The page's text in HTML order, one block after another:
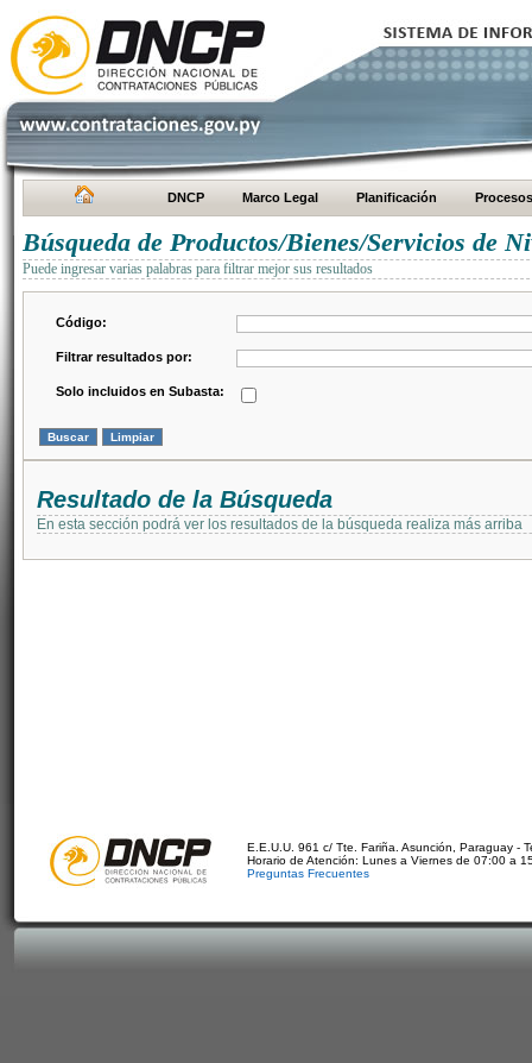
DNCP Marco Legal Planificación Procesos
Búsqueda de Productos/Bienes/Servicios de
Puede ingresar varias palabras para filtrar mejor sus resultados
Código:
Filtrar resultados por:
Solo incluidos en Subasta:
Resultado de la Búsqueda
En esta sección podrá ver los resultados de la búsqueda realiza más arriba
E.E.U.U. 961 c/ Tte. Fariña. Asunción, Paraguay -
Horario de Atención: Lunes a Viernes de 07:00 a
Preguntas Frecuentes